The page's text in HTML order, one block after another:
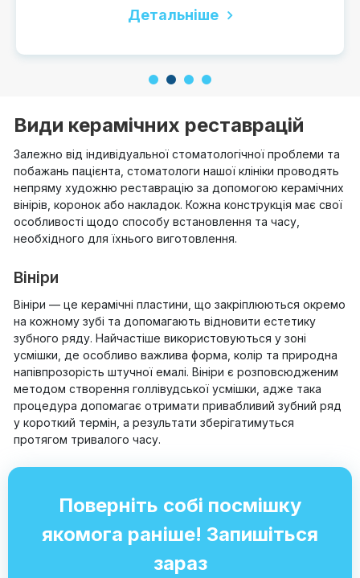
Детальніше
Види керамічних реставрацій
Залежно від індивідуальної стоматологічної проблеми та
побажань пацієнта, стоматологи нашої клініки проводять
непряму художню реставрацію за допомогою керамічних
вінірів, коронок або накладок. Кожна конструкція має свої
особливості щодо способу встановлення та часу,
необхідного для їхнього виготовлення.
Вініри
Вініри — це керамічні пластини, що закріплюються окремо
на кожному зубі та допомагають відновити естетику
зубного ряду. Найчастіше використовуються у зоні
усмішки, де особливо важлива форма, колір та природна
напівпрозорість штучної емалі. Вініри є розповсюдженим
методом створення голлівудської усмішки, адже така
процедура допомагає отримати привабливий зубний ряд
у короткий термін, а результати зберігатимуться
протягом тривалого часу.
Поверніть собі посмішку
якомога раніше! Запишіться
зараз